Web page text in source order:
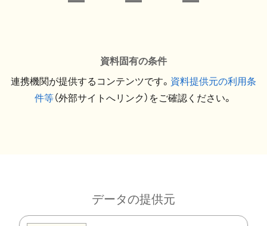
資料固有の条件
連携機関が提供するコンテンツです。 資料提供元の利用条
件等（外部サイトへリンク）をご確認ください。
データの提供元